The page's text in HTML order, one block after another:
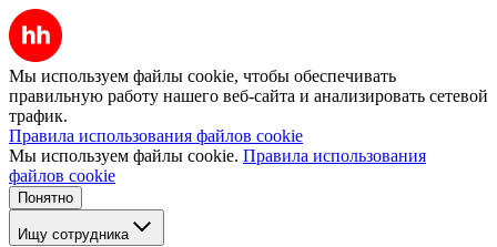
Мы используем файлы cookie, чтобы обеспечивать
правильную работу нашего веб-сайта и анализировать сетевой
трафик.
Правила использования файлов cookie
Мы используем файлы cookie. Правила использования
файлов cookie
Понятно
Ищу сотрудника